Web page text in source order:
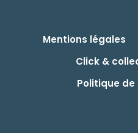
Mentions légales
Click &
Politique